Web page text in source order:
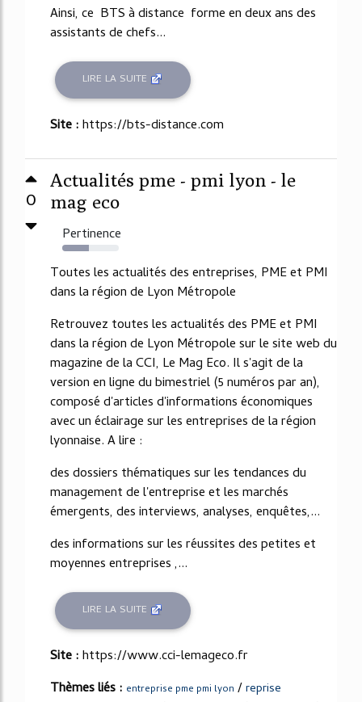
Ainsi, ce BTS à distance forme en deux ans des
assistants de chefs...
LIRE LA SUITE
Site :https://bts-distance.com
0
Actualités pme - pmi lyon - le
mag eco
Pertinence
47%
Toutes les actualités des entreprises, PME et PMI
dans la région de Lyon Métropole
Retrouvez toutes les actualités des PME et PMI
dans la région de Lyon Métropole sur le site web du
magazine de la CCI, Le Mag Eco. Il s'agit de la
version en ligne du bimestriel (5 numéros par an),
composé d'articles d'informations économiques
avec un éclairage sur les entreprises de la région
lyonnaise. A lire :
des dossiers thématiques sur les tendances du
management de l'entreprise et les marchés
émergents, des interviews, analyses, enquêtes,...
des informations sur les réussites des petites et
moyennes entreprises ,...
LIRE LA SUITE
Site :https://www.cci-lemageco.fr
Thèmes liés : entreprise pme pmi lyon /reprise